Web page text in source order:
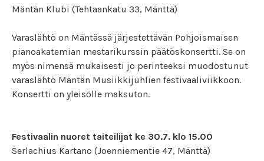
Mäntän Klubi (Tehtaankatu 33, Mänttä)
Varaslähtö on Mäntässä järjestettävän Pohjoismaisen
pianoakatemian mestarikurssin päätöskonsertti. Se on
myös nimensä mukaisesti jo perinteeksi muodostunut
varaslähtö Mäntän Musiikkijuhlien festivaaliviikkoon.
Konsertti on yleisölle maksuton.
Festivaalin nuoret taiteilijat ke 30.7. klo 15.00
Serlachius Kartano (Joenniementie 47, Mänttä)